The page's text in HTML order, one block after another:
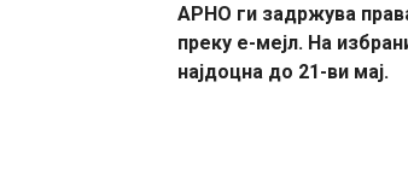
АРНО ги задржува
преку е-мејл. На
најдоцна до 21-ви мај.